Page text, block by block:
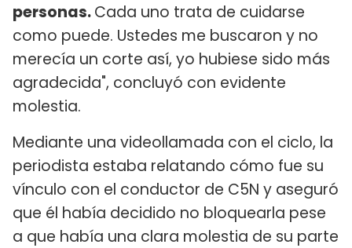
personas.Cada uno trata de cuidarse
como puede. Ustedes me buscaron y no
merecía un corte así, yo hubiese sido más
agradecida", concluyó con evidente
molestia.
Mediante una videollamada con el ciclo, la
periodista estaba relatando cómo fue su
vínculo con el conductor de C5N y aseguró
que él había decidido no bloquearla pese
a que había una clara molestia de su parte